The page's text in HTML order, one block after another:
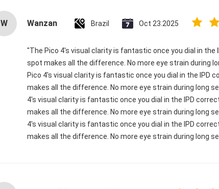
W Wanzan Brazil Oct 23.2025
"The Pico 4's visual clarity is fantastic once you dial in
spot makes all the difference. No more eye strain during
Pico 4's visual clarity is fantastic once you dial in the
makes all the difference. No more eye strain during long
4's visual clarity is fantastic once you dial in the IPD
makes all the difference. No more eye strain during long
4's visual clarity is fantastic once you dial in the IPD
makes all the difference. No more eye strain during long